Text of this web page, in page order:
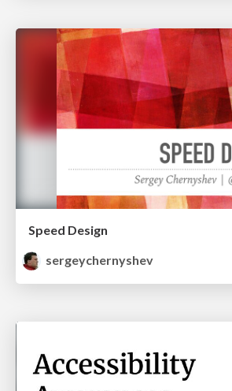
Speed Design
sergeychernyshev